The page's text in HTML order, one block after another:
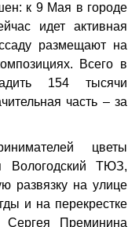
к 9 Мая в городе
идет активная
размещают на
Всего в
154 тысячи
часть – за
цветы
Вологодский ТЮЗ,
развязку на улице
и на перекрестке
Преминина